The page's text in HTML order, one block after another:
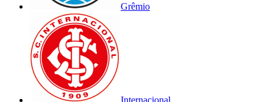
Grêmio
Internacional